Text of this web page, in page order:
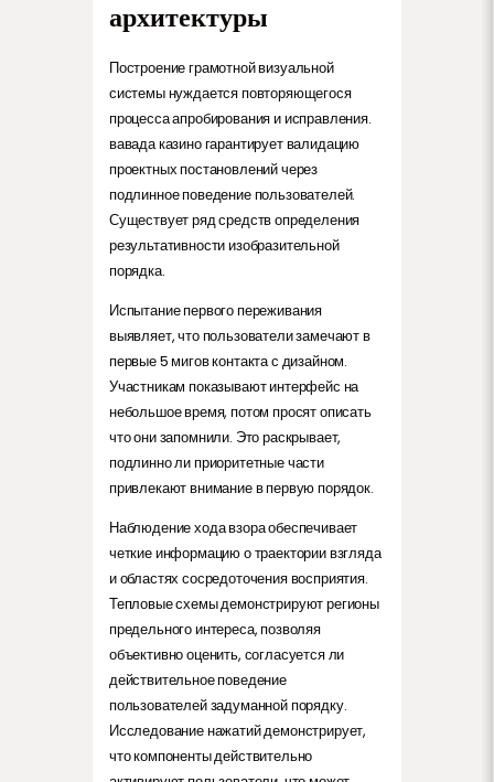
архитектуры
Построение грамотной визуальной
системы нуждается повторяющегося
процесса апробирования и исправления.
вавада казино гарантирует валидацию
проектных постановлений через
подлинное поведение пользователей.
Существует ряд средств определения
результативности изобразительной
порядка.
Испытание первого переживания
выявляет, что пользователи замечают в
первые 5 мигов контакта с дизайном.
Участникам показывают интерфейс на
небольшое время, потом просят описать
что они запомнили. Это раскрывает,
подлинно ли приоритетные части
привлекают внимание в первую порядок.
Наблюдение хода взора обеспечивает
четкие информацию о траектории взгляда
и областях сосредоточения восприятия.
Тепловые схемы демонстрируют регионы
предельного интереса, позволяя
объективно оценить, согласуется ли
действительное поведение
пользователей задуманной порядку.
Исследование нажатий демонстрирует,
что компоненты действительно